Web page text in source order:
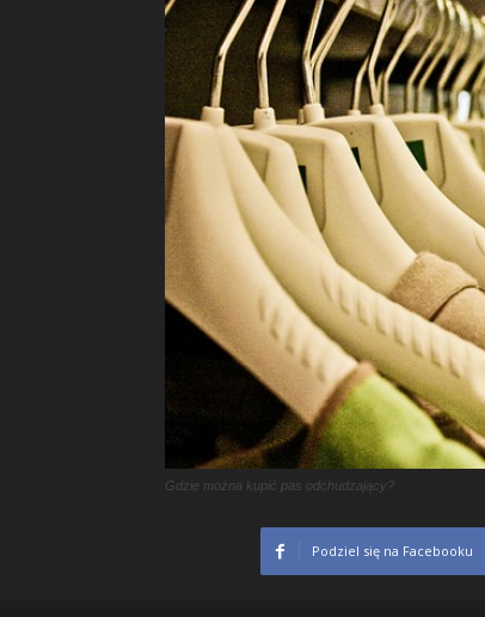
Gdzie można kupić pas odchudzający?
Podziel się na Facebooku